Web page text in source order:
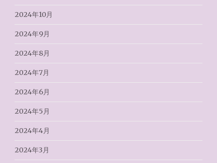
2024年10月
2024年9月
2024年8月
2024年7月
2024年6月
2024年5月
2024年4月
2024年3月